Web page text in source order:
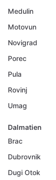
Medulin
Motovun
Novigrad
Porec
Pula
Rovinj
Umag
Dalmatien
Brac
Dubrovnik
Dugi Otok